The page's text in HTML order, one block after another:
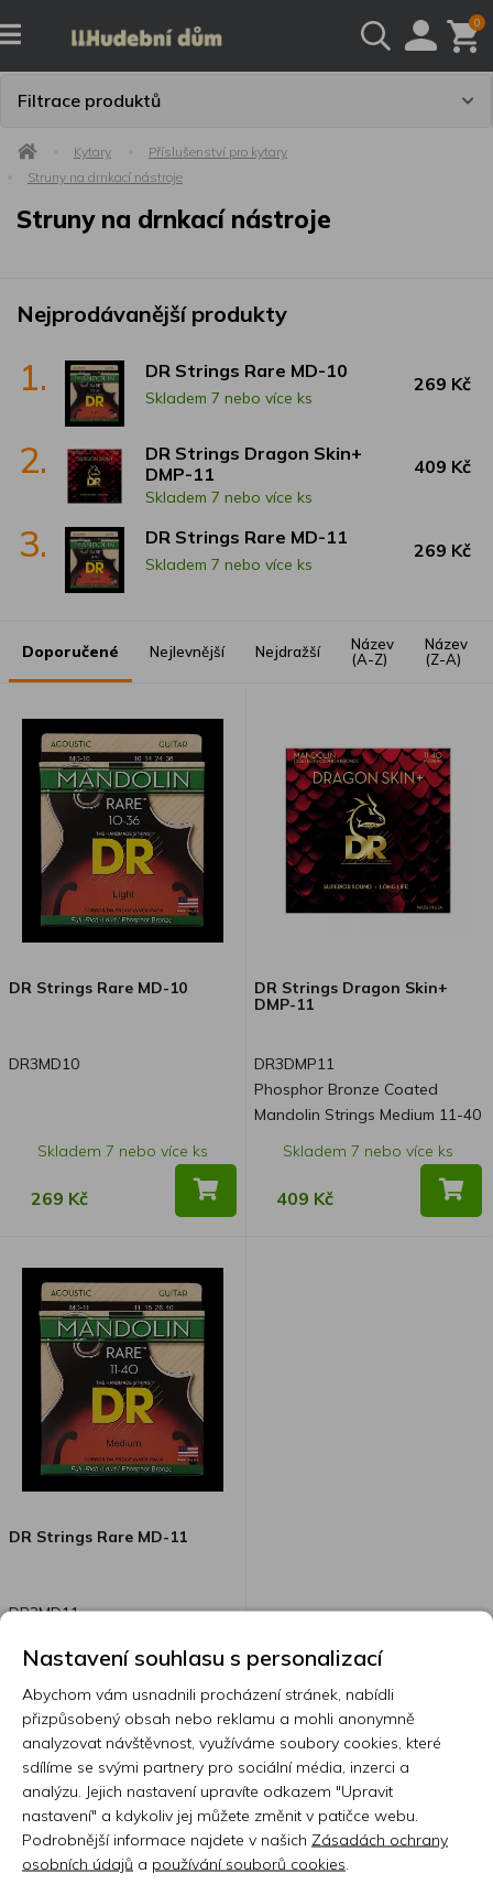
0
Filtrace produktů
Kytary
Příslušenství pro kytary
Struny na drnkací nástroje
Struny na drnkací nástroje
Nejprodávanější produkty
1. DR Strings Rare MD-10
Skladem 7 nebo více ks
269 Kč
2.
DR Strings Dragon Skin+
DMP-11
Skladem 7 nebo více ks
409 Kč
3. DR Strings Rare MD-11
Skladem 7 nebo více ks
269 Kč
Doporučené Nejlevnější Nejdražší
Název
(A-Z)
Název
(Z-A)
DR Strings Rare MD-10
DR3MD10
Skladem 7 nebo více ks
269 Kč
DR Strings Dragon Skin+
DMP-11
DR3DMP11
Phosphor Bronze Coated
Mandolin Strings Medium 11-40
Skladem 7 nebo více ks
409 Kč
DR Strings Rare MD-11
DR3MD11
Skladem 7 nebo více ks
269 Kč
1
Nastavení souhlasu s personalizací
Abychom vám usnadnili procházení stránek, nabídli
přizpůsobený obsah nebo reklamu a mohli anonymně
analyzovat návštěvnost, využíváme soubory cookies, které
sdílíme se svými partnery pro sociální média, inzerci a
analýzu. Jejich nastavení upravíte odkazem "Upravit
nastavení" a kdykoliv jej můžete změnit v patičce webu.
Podrobnější informace najdete v našich Zásadách ochrany
osobních údajů a používání souborů cookies